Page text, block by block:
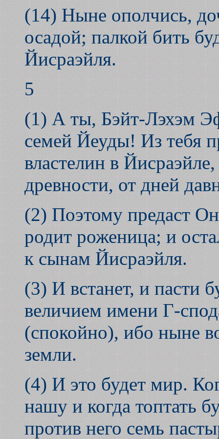
(14) Ныне ополчись,
осадой; палкой бить
Йисраэйля.
5
(1) А ты, Бэйт-Лэхэм
семей Йеуды! Из тебя
властелин в
древности, от дней
(2) Поэтому предаст
родит роженица; и
к сынам Йисраэйля.
(3) И встанет, и пасти
величием имени Г-
(спокойно), ибо ныне
земли.
(4) И это будет мир.
нашу и когда топтать
против него семь